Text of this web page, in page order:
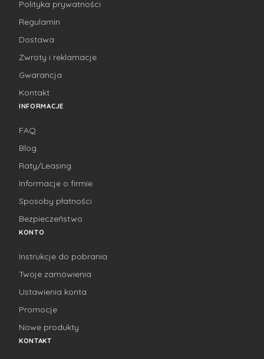
Polityka prywatności
Regulamin
Dostawa
Zwroty i reklamacje
Gwarancja
Kontakt
INFORMACJE
FAQ
Blog
Raty/Leasing
Informacje o firmie
Sposoby płatności
Bezpieczeństwo
KONTO
Instrukcje do pobrania
Twoje zamówienia
Ustawienia konta
Promocje
Nowe produkty
KONTAKT